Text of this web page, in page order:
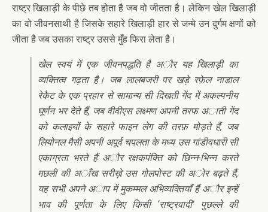
राष्ट्र खिलाड़ी के पीछे तब होता है जब वो जीतता है। लेकिन खेल खिलाड़ी
का वो जीवनसाथी है जिसके सहारे खिलाड़ी हार से जन्मे उन दुर्गम क्षणों को
जीता है जब उसका राष्ट्र उससे मुँह फिरा लेता है।
खेल स्वयं में एक जीवनपद्धति है अौर यह खिलाड़ी का
व्यक्तित्व गढ़ता है। जब लालबजरी पर खड़े रफ़ेल नाडाल
रेकैट के एक प्रहार से सामान्य सी दिखती गेंद में अकल्पनीय
घूर्णन भर देते हैं, जब वीवीएस लक्ष्मण अपनी तरफ अाती गेंद
को कलाइयों के सहारे फाइन लेग की तरफ़ मोड़ते हैं, जब
लियोनल मैसी अपनी अपूर्व चपलता के मध्य उस गांडीवधारी सी
एकाग्रता भरते हैं अौर रक्षकपंक्ति को छिन्न-भिन्न करते
मछली की अाँख सरीख़े उस गोलपोस्ट की अोर बढ़ते हैं,
यह सभी अपने अाप में मुकम्मल अभिव्यक्तियाँ हैं अौर इन्हें
भाव की पूर्णता के लिए किसी ‘राष्ट्रवादी’ पुछल्ले की